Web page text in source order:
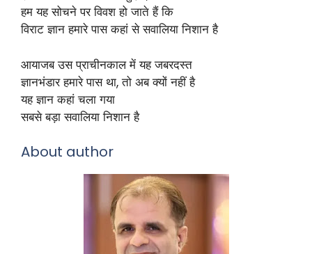
हम यह सोचने पर विवश हो जाते हैं कि
विराट ज्ञान हमारे पास कहां से सवालिया निशान है
आयाजब उस प्राचीनकाल में यह जबरदस्त
ज्ञानभंडार हमारे पास था, तो अब क्यों नहीं है
यह ज्ञान कहां चला गया
सबसे बड़ा सवालिया निशान है
About author